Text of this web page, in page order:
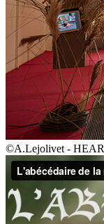
©A.Lejolivet - HEAR